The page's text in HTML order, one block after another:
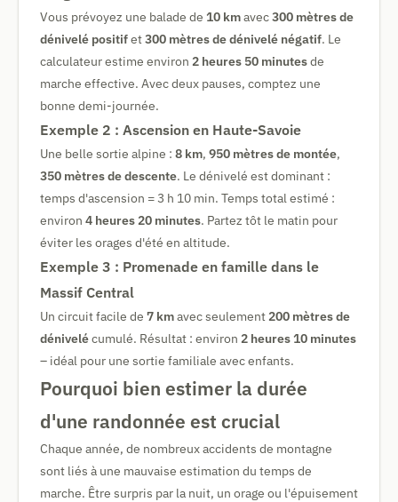
Vous prévoyez une balade de 10 kmavec300 mètres de
dénivelé positifet300 mètres de dénivelé négatif. Le
calculateur estime environ 2 heures 50 minutesde
marche effective. Avec deux pauses, comptez une
bonne demi-journée.
Exemple 2 : Ascension en Haute-Savoie
Une belle sortie alpine : 8 km, 950 mètres de montée,
350 mètres de descente. Le dénivelé est dominant :
temps d'ascension = 3 h 10 min. Temps total estimé :
environ 4 heures 20 minutes. Partez tôt le matin pour
éviter les orages d'été en altitude.
Exemple 3 : Promenade en famille dans le
Massif Central
Un circuit facile de 7 kmavec seulement 200 mètres de
dénivelécumulé. Résultat : environ 2 heures 10 minutes
– idéal pour une sortie familiale avec enfants.
Pourquoi bien estimer la durée
d'une randonnée est crucial
Chaque année, de nombreux accidents de montagne
sont liés à une mauvaise estimation du temps de
marche. Être surpris par la nuit, un orage ou l'épuisement